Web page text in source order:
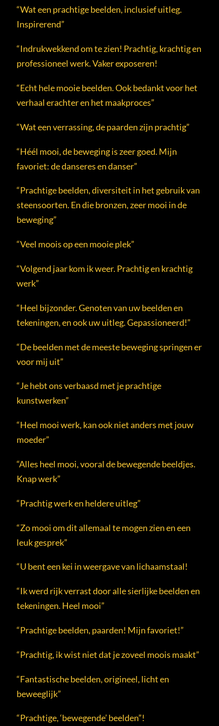
“Wat een prachtige beelden, inclusief uitleg.
Inspirerend”
“Indrukwekkend om te zien! Prachtig, krachtig en
professioneel werk. Vaker exposeren!
“Echt hele mooie beelden. Ook bedankt voor het
verhaal erachter en het maakproces”
“Wat een verrassing, de paarden zijn prachtig”
“Héél mooi, de beweging is zeer goed. Mijn
favoriet: de danseres en danser”
“Prachtige beelden, diversiteit in het gebruik van
steensoorten. En die bronzen, zeer mooi in de
beweging”
“Veel moois op een mooie plek”
“Volgend jaar kom ik weer. Prachtig en krachtig
werk”
“Heel bijzonder. Genoten van uw beelden en
tekeningen, en ook uw uitleg. Gepassioneerd!”
“De beelden met de meeste beweging springen er
voor mij uit”
“Je hebt ons verbaasd met je prachtige
kunstwerken”
“Heel mooi werk, kan ook niet anders met jouw
moeder”
“Alles heel mooi, vooral de bewegende beeldjes.
Knap werk”
“Prachtig werk en heldere uitleg”
“Zo mooi om dit allemaal te mogen zien en een
leuk gesprek”
“U bent een kei in weergave van lichaamstaal!
“Ik werd rijk verrast door alle sierlijke beelden en
tekeningen. Heel mooi”
“Prachtige beelden, paarden! Mijn favoriet!”
“Prachtig, ik wist niet dat je zoveel moois maakt”
“Fantastische beelden, origineel, licht en
beweeglijk”
“Prachtige, ‘bewegende’ beelden”!